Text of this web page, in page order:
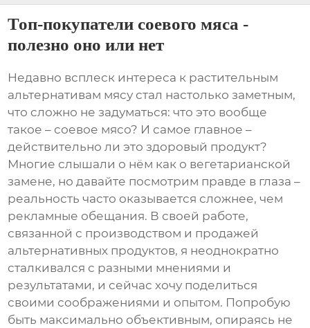
Топ-покупатели соевого мяса -
полезно оно или нет
Недавно всплеск интереса к растительным
альтернативам мясу стал настолько заметным,
что сложно не задуматься: что это вообще
такое – соевое мясо? И самое главное –
действительно ли это здоровый продукт?
Многие слышали о нём как о вегетарианской
замене, но давайте посмотрим правде в глаза –
реальность часто оказывается сложнее, чем
рекламные обещания. В своей работе,
связанной с производством и продажей
альтернативных продуктов, я неоднократно
сталкивался с разными мнениями и
результатами, и сейчас хочу поделиться
своими соображениями и опытом. Попробую
быть максимально объективным, опираясь не